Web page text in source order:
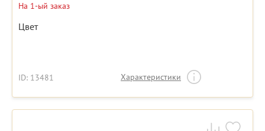
На 1-ый заказ
Цвет
ID: 13481 Характеристики